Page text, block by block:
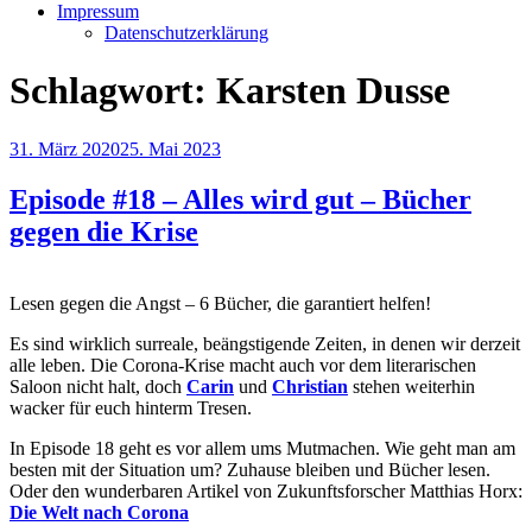
Impressum
Datenschutzerklärung
Schlagwort: Karsten Dusse
Veröffentlicht
31. März 202025. Mai 2023
Episode #18 – Alles wird gut – Bücher
gegen die Krise
Lesen gegen die Angst – 6 Bücher, die garantiert helfen!
Es sind wirklich surreale, beängstigende Zeiten, in denen wir derzeit
alle leben. Die Corona-Krise macht auch vor dem literarischen
Saloon nicht halt, doch Carin und Christian stehen weiterhin
wacker für euch hinterm Tresen.
In Episode 18 geht es vor allem ums Mutmachen. Wie geht man am
besten mit der Situation um? Zuhause bleiben und Bücher lesen.
Oder den wunderbaren Artikel von Zukunftsforscher Matthias Horx:
Die Welt nach Corona